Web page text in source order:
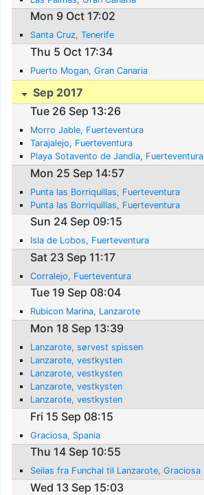
Mon 9 Oct 17:02
Santa Cruz, Tenerife
Thu 5 Oct 17:34
Puerto Mogan, Gran Canaria
Sep 2017
Tue 26 Sep 13:26
Morro Jable, Fuerteventura
Tarajalejo, Fuerteventura
Playa Sotavento de Jandia, Fuerteventura
Mon 25 Sep 14:57
Punta las Borriquillas, Fuerteventura
Punta las Borriquillas, Fuerteventura
Sun 24 Sep 09:15
Isla de Lobos, Fuerteventura
Sat 23 Sep 11:17
Corralejo, Fuerteventura
Tue 19 Sep 08:04
Rubicon Marina, Lanzarote
Mon 18 Sep 13:39
Lanzarote, sørvest spissen
Lanzarote, vestkysten
Lanzarote, vestkysten
Lanzarote, vestkysten
Lanzarote, vestkysten
Fri 15 Sep 08:15
Graciosa, Spania
Thu 14 Sep 10:55
Seilas fra Funchal til Lanzarote, Graciosa
Wed 13 Sep 15:03